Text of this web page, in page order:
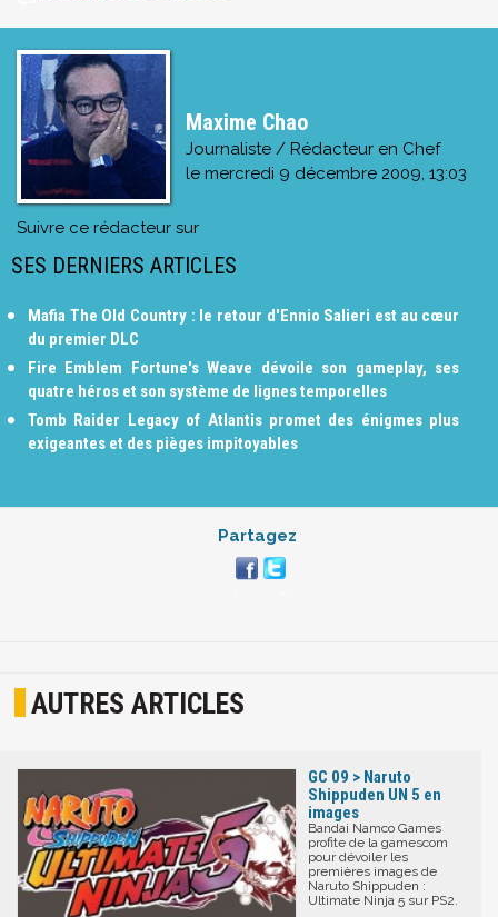
Maxime Chao
Journaliste / Rédacteur en Chef
le mercredi 9 décembre 2009, 13:03
Suivre ce rédacteur sur
SES DERNIERS ARTICLES
Mafia The Old Country : le retour d'Ennio Salieri est au cœur
du premier DLC
Fire Emblem Fortune's Weave dévoile son gameplay, ses
quatre héros et son système de lignes temporelles
Tomb Raider Legacy of Atlantis promet des énigmes plus
exigeantes et des pièges impitoyables
Partagez
AUTRES ARTICLES
GC 09 > Naruto
Shippuden UN 5 en
images
Bandai Namco Games
profite de la gamescom
pour dévoiler les
premières images de
Naruto Shippuden :
Ultimate Ninja 5 sur PS2.